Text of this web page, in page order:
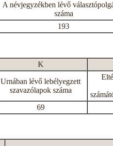
A névjegyzékben lévő
száma
193
K
Urnában lévő lebélyegzett
szavazólapok száma
69